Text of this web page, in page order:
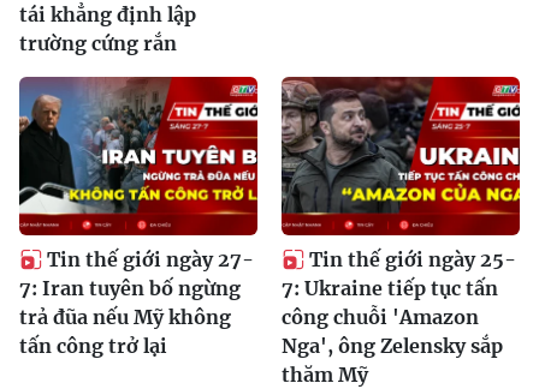
tái khẳng định lập
trường cứng rắn
Tin thế giới ngày 27-
7: Iran tuyên bố ngừng
trả đũa nếu Mỹ không
tấn công trở lại
Tin thế giới ngày 25-
7: Ukraine tiếp tục tấn
công chuỗi 'Amazon
Nga', ông Zelensky sắp
thăm Mỹ